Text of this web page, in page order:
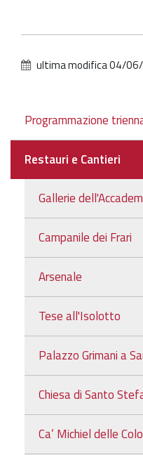
alleultima modifica04/
Navigazione
Programmazione
Restauri e Cantieri
Gallerie
Campanile dei Frari
Arsenale
Tese all'Isolotto
Palazzo Grimani a
Chiesa di Santo
Ca’ Michiel delle